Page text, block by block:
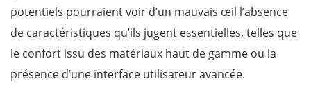
potentiels pourraient voir d’un mauvais œil l’absence
de caractéristiques qu’ils jugent essentielles, telles que
le confort issu des matériaux haut de gamme ou la
présence d’une interface utilisateur avancée.